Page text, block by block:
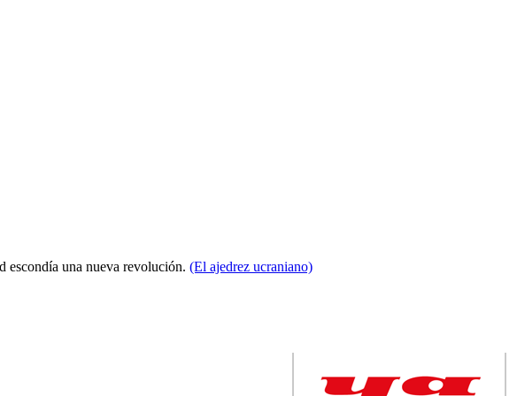
escondía una nueva revolución. (El ajedrez ucraniano)